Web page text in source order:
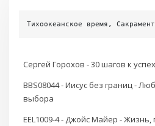
Тихоокеанское время,
Сергей Горохов - 30 шагов к
BBS08044 - Иисус без границ -
выбора
EEL1009-4 - Джойс Майер - Жизнь,